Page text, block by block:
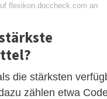
flexikon.doccheck.com an
die stärksten
zählen etwa